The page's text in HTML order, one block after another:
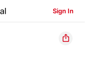
Sign In